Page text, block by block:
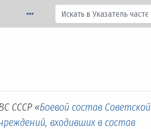
СССР «Боевой состав Советской
входивших в состав